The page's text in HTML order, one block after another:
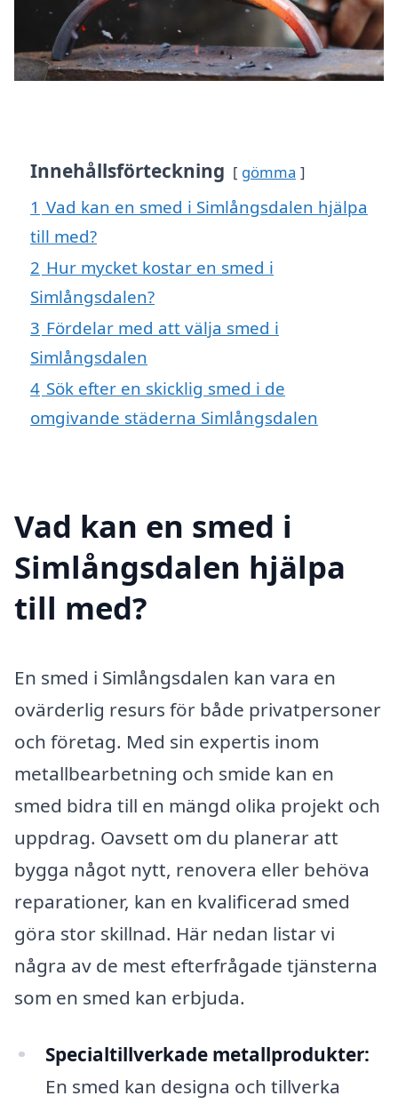
Innehållsförteckning gömma
1 Vad kan en smed i Simlångsdalen hjälpa
till med?
2 Hur mycket kostar en smed i
Simlångsdalen?
3 Fördelar med att välja smed i
Simlångsdalen
4 Sök efter en skicklig smed i de
omgivande städerna Simlångsdalen
Vad kan en smed i
Simlångsdalen hjälpa
till med?
En smed i Simlångsdalen kan vara en
ovärderlig resurs för både privatpersoner
och företag. Med sin expertis inom
metallbearbetning och smide kan en
smed bidra till en mängd olika projekt och
uppdrag. Oavsett om du planerar att
bygga något nytt, renovera eller behöva
reparationer, kan en kvalificerad smed
göra stor skillnad. Här nedan listar vi
några av de mest efterfrågade tjänsterna
som en smed kan erbjuda.
Specialtillverkade metallprodukter:
En smed kan designa och tillverka